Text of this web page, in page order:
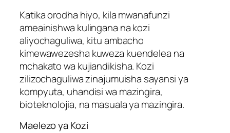
Katika orodha hiyo, kila mwanafunzi
ameainishwa kulingana na kozi
aliyochaguliwa, kitu ambacho
kimewawezesha kuweza kuendelea na
mchakato wa kujiandikisha. Kozi
zilizochaguliwa zinajumuisha sayansi ya
kompyuta, uhandisi wa mazingira,
bioteknolojia, na masuala ya mazingira.
Maelezo ya Kozi